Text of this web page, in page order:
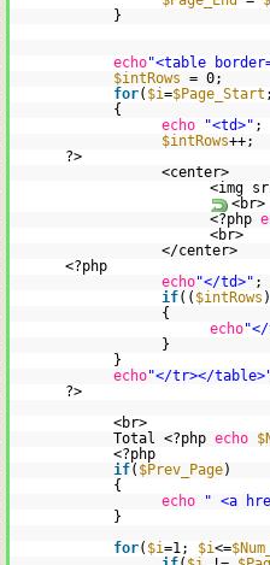
}
echo"<table
$intRows = 0;
for( $i=$Page_Start ;
{
echo "<td>" ;
$intRows++;
?>
<center>
<img
<br>
<?php
<br>
</center>
<?php
echo"</td>" ;
if(( $intRows
{
echo
}
}
echo"</tr></
?>
<br>
Total <?php echo
<?php
if( $Prev_Page)
{
echo " <a
}
for( $i=1; $i<=